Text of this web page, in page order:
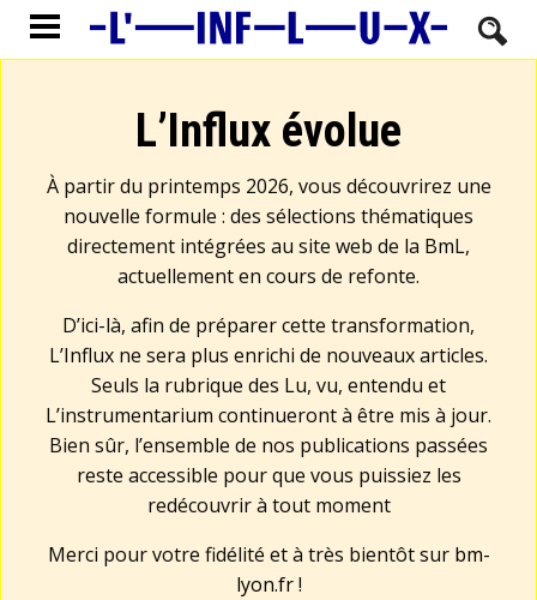
L’Influx évolue
À partir du printemps 2026, vous découvrirez une
nouvelle formule : des sélections thématiques
directement intégrées au site web de la BmL,
actuellement en cours de refonte.
D’ici-là, afin de préparer cette transformation,
L’Influx ne sera plus enrichi de nouveaux articles.
Seuls la rubrique des Lu, vu, entendu et
L’instrumentarium continueront à être mis à jour.
Bien sûr, l’ensemble de nos publications passées
reste accessible pour que vous puissiez les
redécouvrir à tout moment
Merci pour votre fidélité et à très bientôt sur bm-
lyon.fr!